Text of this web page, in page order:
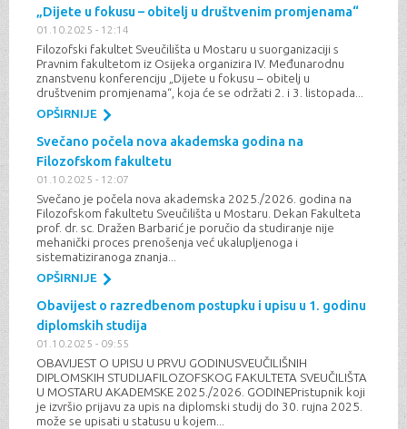
„Dijete u fokusu – obitelj u društvenim promjenama“
01.10.2025 - 12:14
Filozofski fakultet Sveučilišta u Mostaru u suorganizaciji s
Pravnim fakultetom iz Osijeka organizira IV. Međunarodnu
znanstvenu konferenciju „Dijete u fokusu – obitelj u
društvenim promjenama“, koja će se održati 2. i 3. listopada...
OPŠIRNIJE
Svečano počela nova akademska godina na
Filozofskom fakultetu
01.10.2025 - 12:07
Svečano je počela nova akademska 2025./2026. godina na
Filozofskom fakultetu Sveučilišta u Mostaru. Dekan Fakulteta
prof. dr. sc. Dražen Barbarić je poručio da studiranje nije
mehanički proces prenošenja već ukalupljenoga i
sistematiziranoga znanja...
OPŠIRNIJE
Obavijest o razredbenom postupku i upisu u 1. godinu
diplomskih studija
01.10.2025 - 09:55
OBAVIJEST O UPISU U PRVU GODINUSVEUČILIŠNIH
DIPLOMSKIH STUDIJAFILOZOFSKOG FAKULTETA SVEUČILIŠTA
U MOSTARU AKADEMSKE 2025./2026. GODINEPristupnik koji
je izvršio prijavu za upis na diplomski studij do 30. rujna 2025.
može se upisati u statusu u kojem...